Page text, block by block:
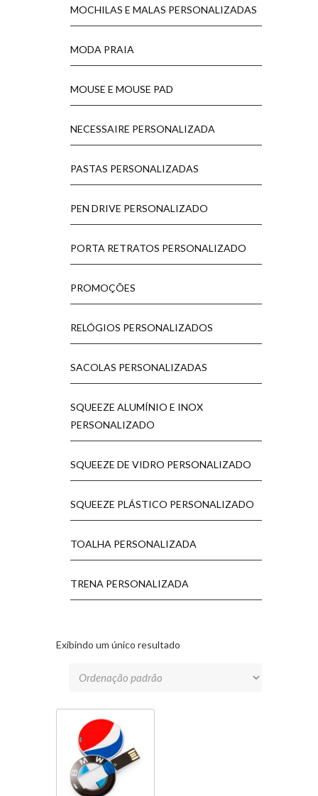
MOCHILAS E MALAS PERSONALIZADAS
MODA PRAIA
MOUSE E MOUSE PAD
NECESSAIRE PERSONALIZADA
PASTAS PERSONALIZADAS
PEN DRIVE PERSONALIZADO
PORTA RETRATOS PERSONALIZADO
PROMOÇÕES
RELÓGIOS PERSONALIZADOS
SACOLAS PERSONALIZADAS
SQUEEZE ALUMÍNIO E INOX
PERSONALIZADO
SQUEEZE DE VIDRO PERSONALIZADO
SQUEEZE PLÁSTICO PERSONALIZADO
TOALHA PERSONALIZADA
TRENA PERSONALIZADA
Exibindo um único resultado